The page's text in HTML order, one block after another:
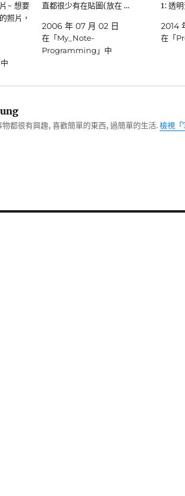
~ 想要
照片，
直都很少有在貼圖(放在 …
2006 年 07 月 02 日
在「My_Note-
Programming」中
1: 透
2014
在「
都很有興趣, 喜歡簡單的東西, 過簡單的生活.檢視